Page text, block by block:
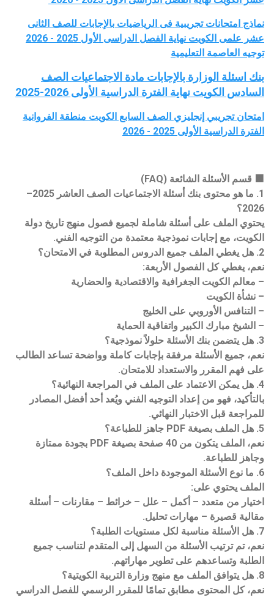
نماذج امتحانات تجريبية فى الرياضيات بالإجابات للصف الثانى
عشر علمى الكويت نهاية الفصل الدراسى الأول 2025 - 2026
توجيه العاصمة التعليمية
بنك اسئلة الوزارة بالإجابات مادة الاجتماعيات الصف
السادس الكويت نهاية الفترة الدراسية الأولى 2026-2025
امتحان تجريبي إنجليزي الصف السابع الكويت منطقة الفروانية
الفترة الدراسية الأولى 2025 - 2026
🟧 قسم الأسئلة الشائعة (FAQ)
1. ما هو محتوى بنك أسئلة الاجتماعيات الصف العاشر 2025–
2026؟
يحتوي الملف على أسئلة شاملة لجميع فصول منهج تاريخ دولة
الكويت، مع إجابات نموذجية معتمدة من التوجيه الفني.
نعم، يغطي كل الفصول الأربعة:
– معالم الكويت الجغرافية والاقتصادية والحضارية
– نشأة الكويت
– التنافس الأوروبي على الخليج
– الشيخ مبارك الكبير واتفاقية الحماية
نعم، جميع الأسئلة مرفقة بإجابات كاملة وواضحة تساعد الطالب
على فهم المقرر والاستعداد للامتحان.
بالتأكيد، فهو من إعداد التوجيه الفني ويُعد أحد أفضل المصادر
للمراجعة قبل الاختبار النهائي.
نعم، الملف يتكون من 40 صفحة بصيغة PDF بجودة ممتازة
وجاهز للطباعة.
الملف يحتوي على:
اختيار من متعدد – أكمل – علل – خرائط – مقارنات – أسئلة
مقالية قصيرة – مهارات تحليل.
نعم، تم ترتيب الأسئلة من السهل إلى المتقدم لتناسب جميع
الطلبة وتساعدهم على تطوير مهاراتهم.
نعم، كل المحتوى مطابق تمامًا للمقرر الرسمي للفصل الدراسي